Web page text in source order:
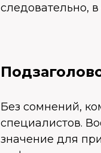
следовательно,
Без сомнений,
специалистов.
значение для